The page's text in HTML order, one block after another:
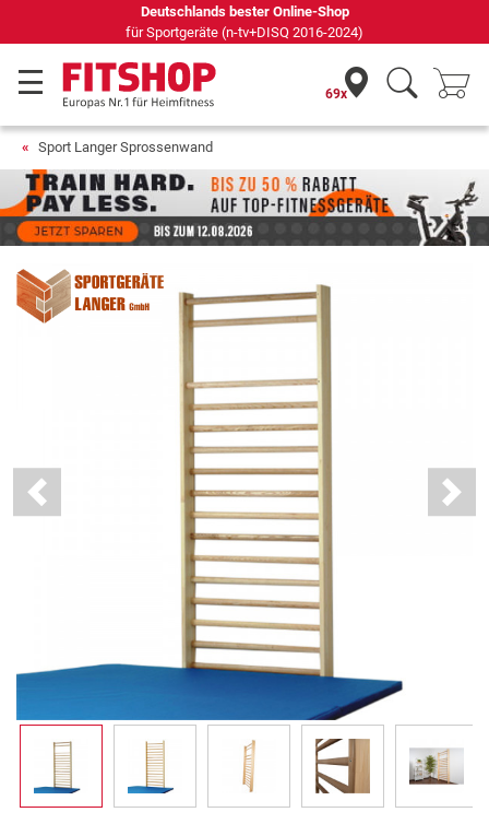
Seit 42 Jahren Ihr Experte für Heimfitness
69x
Sport Langer Sprossenwand
Previous Next